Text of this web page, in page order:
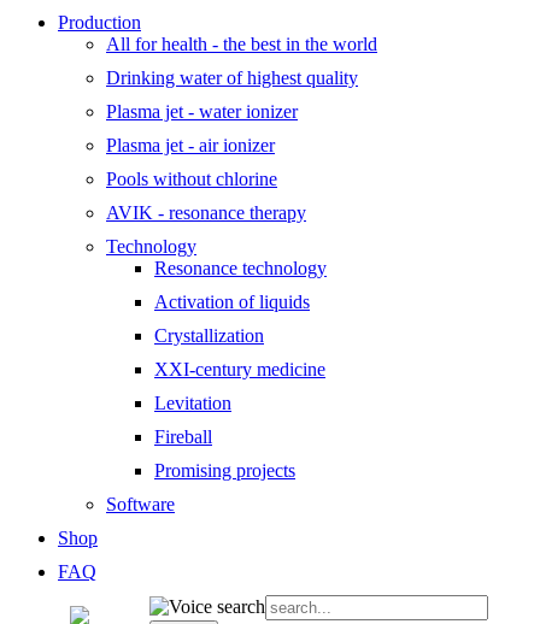
Production
All for health - the best in the world
Drinking water of highest quality
Plasma jet - water ionizer
Plasma jet - air ionizer
Pools without chlorine
AVIK - resonance therapy
Technology
Resonance technology
Activation of liquids
Crystallization
XXI-century medicine
Levitation
Fireball
Promising projects
Software
Shop
FAQ